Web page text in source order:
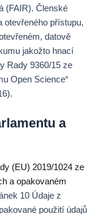
(FAIR). Členské
otevřeného přístupu,
datově
jakožto hnací
Rady 9360/15 ze
Open Science“
a
(EU) 2019/1024 ze
a opakovaném
10 Údaje z
použití údajů